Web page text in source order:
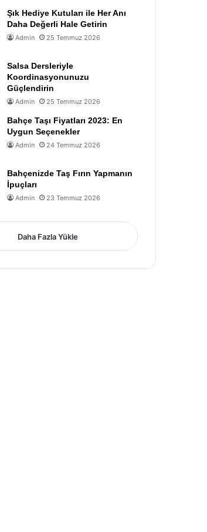
Şık Hediye Kutuları ile Her Anı
Daha Değerli Hale Getirin
Admin 25 Temmuz 2026
Salsa Dersleriyle
Koordinasyonunuzu
Güçlendirin
Admin 25 Temmuz 2026
Bahçe Taşı Fiyatları 2023: En
Uygun Seçenekler
Admin 24 Temmuz 2026
Bahçenizde Taş Fırın Yapmanın
İpuçları
Admin 23 Temmuz 2026
Daha Fazla Yükle